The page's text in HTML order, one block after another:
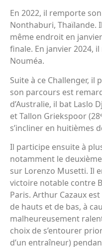
En 2022, il remporte
Nonthaburi, Thaïlande.
même endroit en
finale. En janvier 2024,
Nouméa.
Suite à ce Challenger, il
son parcours est
d’Australie, il bat Laslo
et Tallon Griekspoor
s’incliner en huitièmes
Il participe ensuite à
notamment le
sur Lorenzo Musetti. Il
victoire notable contre
Paris. Arthur Cazaux
de hauts et de bas, à
malheureusement
choix de s’entourer
d’un entraîneur)